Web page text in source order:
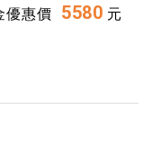
優惠價
5580 元